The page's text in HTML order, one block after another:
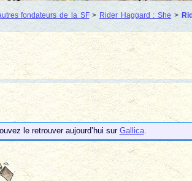
fondateurs de la SF> Rider Haggard : She >
le retrouver aujourd’hui surGallica.